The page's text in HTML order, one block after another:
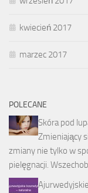
kwiecień 2017
marzec 2017
POLECANE
Skóra pod
Zmieniający
zmiany nie tylko w
pielęgnacji.